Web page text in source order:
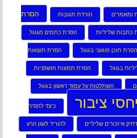
ומאמרים הורדת תגובות הסרת
כתבות שליליות הסרת כתמים מגוגל
הסרת תוכן פוגעני בגוגל הסרת תוצאות
בגוגל הסרת תמונות חושפניות
השתלטות על עמוד ראשון בגוגל
יחסי ציבור כיצד להסיר
איזכורים שליליים להוריד לשון הרע